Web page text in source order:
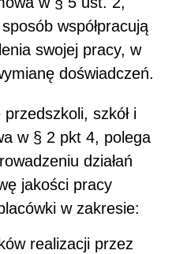
współpracują
swojej pracy, w
doświadczeń.
szkół i
w § 2 pkt 4, polega
działań
jakości pracy
w zakresie:
realizacji przez